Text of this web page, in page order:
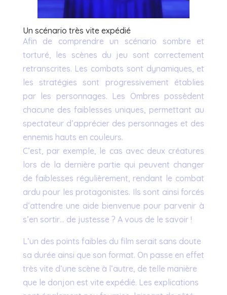
Un scénario très vite expédié
Afin de comprendre un scénario sombre et
torturé, les scènes du jeu sont correctement
retranscrites. Les combats sont dynamiques, et
les stratégies sont progressivement établies
par les personnages. Les Ombres possèdent
chacune des faiblesses uniques, permettant au
spectateur d’apprécier des personnages et des
ennemis hauts en couleurs.
C’est, par exemple, le cas avec deux créatures
lors de la dernière partie qui peuvent changer
de faiblesses régulièrement, rendant le combat
ardu pour les protagonistes. Ils sont ainsi forcés
d’attendre une aide bienvenue pour parvenir à
s’en sortir… de justesse ? A vous de le savoir !
L’un des points faibles du film serait sans doute
sa durée ainsi que son format. On passe en effet
très vite d’une scène à l’autre, de telle manière
que le donjon est vite expédié. Les explications